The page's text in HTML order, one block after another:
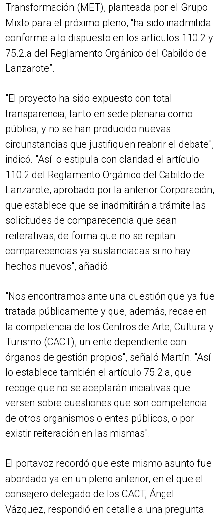
Transformación (MET), planteada por el Grupo
Mixto para el próximo pleno, “ha sido inadmitida
conforme a lo dispuesto en los artículos 110.2 y
75.2.a del Reglamento Orgánico del Cabildo de
Lanzarote”.
"El proyecto ha sido expuesto con total
transparencia, tanto en sede plenaria como
pública, y no se han producido nuevas
circunstancias que justifiquen reabrir el debate",
indicó. "Así lo estipula con claridad el artículo
110.2 del Reglamento Orgánico del Cabildo de
Lanzarote, aprobado por la anterior Corporación,
que establece que se inadmitirán a trámite las
solicitudes de comparecencia que sean
reiterativas, de forma que no se repitan
comparecencias ya sustanciadas si no hay
hechos nuevos", añadió.
"Nos encontramos ante una cuestión que ya fue
tratada públicamente y que, además, recae en
la competencia de los Centros de Arte, Cultura y
Turismo (CACT), un ente dependiente con
órganos de gestión propios", señaló Martín. "Así
lo establece también el artículo 75.2.a, que
recoge que no se aceptarán iniciativas que
versen sobre cuestiones que son competencia
de otros organismos o entes públicos, o por
existir reiteración en las mismas".
El portavoz recordó que este mismo asunto fue
abordado ya en un pleno anterior, en el que el
consejero delegado de los CACT, Ángel
Vázquez, respondió en detalle a una pregunta